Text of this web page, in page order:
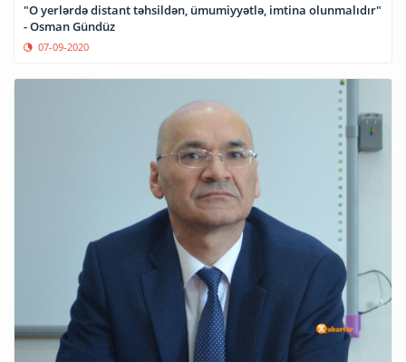
"O yerlərdə distant təhsildən, ümumiyyətlə, imtina olunmalıdır"
- Osman Gündüz
07-09-2020